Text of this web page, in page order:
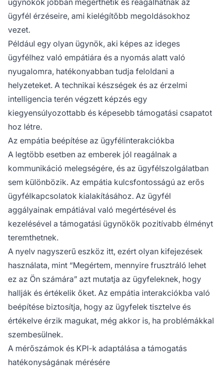
ügyfél érzéseire, ami kielégítőbb megoldásokhoz
vezet.
Például egy olyan ügynök, aki képes az ideges
ügyfélhez való empátiára és a nyomás alatt való
nyugalomra, hatékonyabban tudja feloldani a
helyzeteket. A technikai készségek és az érzelmi
intelligencia terén végzett képzés egy
kiegyensúlyozottabb és képesebb támogatási csapatot
hoz létre.
Az empátia beépítése az ügyfélinterakciókba
A legtöbb esetben az emberek jól reagálnak a
kommunikáció melegségére, és az ügyfélszolgálatban
sem különbözik. Az empátia kulcsfontosságú az erős
ügyfélkapcsolatok kialakításához. Az ügyfél
aggályainak empátiával való megértésével és
kezelésével a támogatási ügynökök pozitívabb élményt
teremthetnek.
A nyelv nagyszerű eszköz itt, ezért olyan kifejezések
használata, mint “Megértem, mennyire frusztráló lehet
ez az Ön számára” azt mutatja az ügyfeleknek, hogy
hallják és értékelik őket. Az empátia interakciókba való
beépítése biztosítja, hogy az ügyfelek tisztelve és
értékelve érzik magukat, még akkor is, ha problémákkal
szembesülnek.
A mérőszámok és KPI-k adaptálása a támogatás
hatékonyságának mérésére